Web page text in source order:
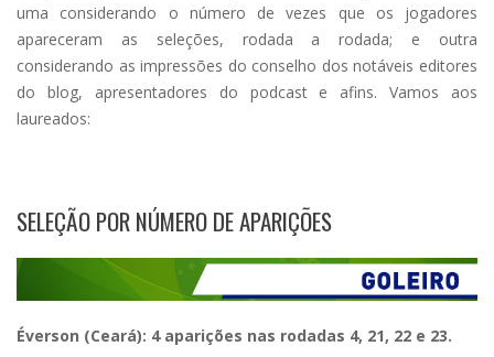
uma considerando o número de vezes que os jogadores
apareceram as seleções, rodada a rodada; e outra
considerando as impressões do conselho dos notáveis editores
do blog, apresentadores do podcast e afins. Vamos aos
laureados:
SELEÇÃO POR NÚMERO DE APARIÇÕES
Éverson (Ceará): 4 aparições nas rodadas 4, 21, 22 e 23.